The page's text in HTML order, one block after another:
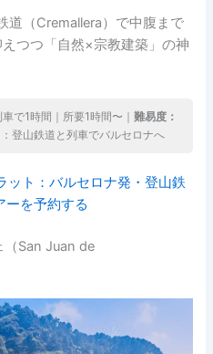
道（Cremallera）で中腹まで
つつ「自然×宗教建築」の神
で1時間｜所要1時間〜｜難易度：
：登山鉄道と列車でバルセロナへ
ット：バルセロナ発・登山鉄
ーを予約する
（San Juan de